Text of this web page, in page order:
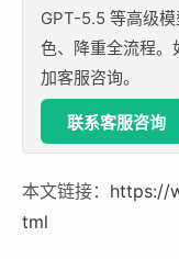
GPT-5.5 等高级
色、降重全流程。
加客服咨询。
联系客服咨询
本文链接： https://
tml